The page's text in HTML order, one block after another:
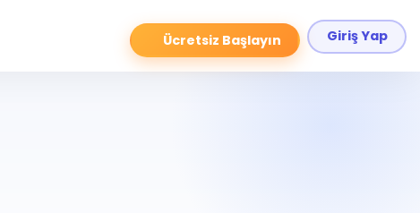
Ücretsiz Başlayın Giriş Yap